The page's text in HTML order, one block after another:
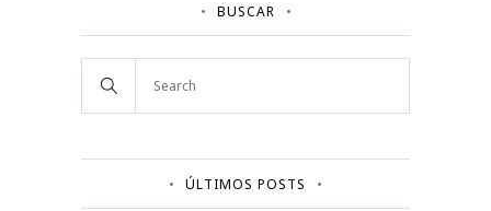
BUSCAR
ÚLTIMOS POSTS